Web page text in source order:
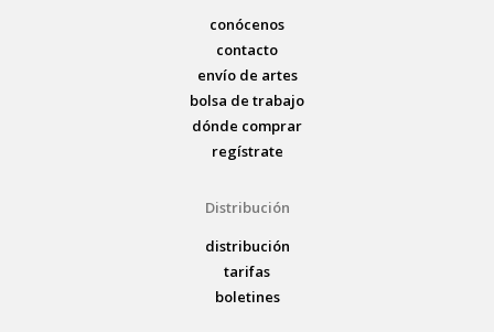
conócenos
contacto
envío de artes
bolsa de trabajo
dónde comprar
regístrate
Distribución
distribución
tarifas
boletines